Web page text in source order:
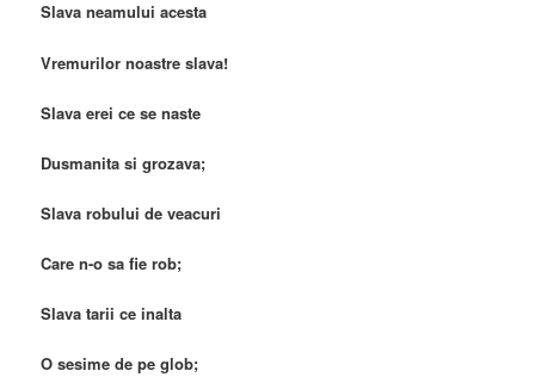
Slava neamului acesta
Vremurilor noastre slava!
Slava erei ce se naste
Dusmanita si grozava;
Slava robului de veacuri
Care n-o sa fie rob;
Slava tarii ce inalta
O sesime de pe glob;